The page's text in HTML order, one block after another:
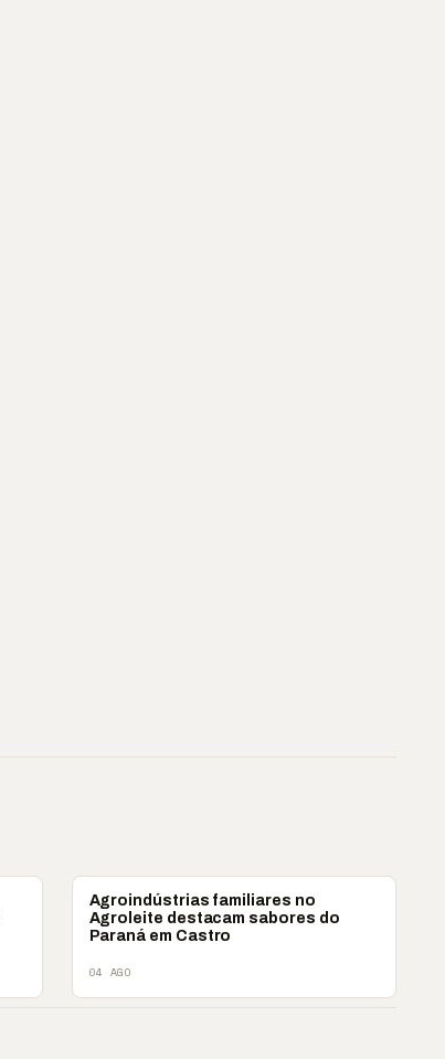
AGRONEGÓCIO
Agroindústrias familiares no
Agroleite destacam sabores do
Paraná em Castro
04 AGO